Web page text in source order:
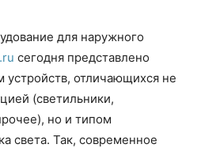
для наружного
сегодня представлено
отличающихся не
(светильники,
но и типом
света. Так, современное